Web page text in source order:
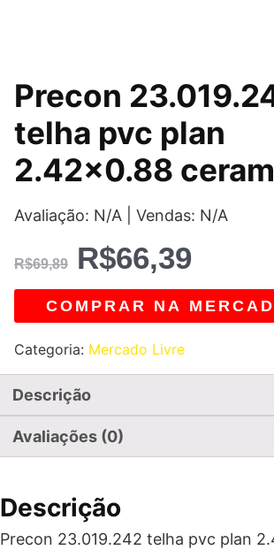
Precon
telha pvc plan
2.42×0.88
Avaliação: N/A | Vendas: N/A
R$69,89
O
preço
original
era:
R$69,89.
R$66,39
O
preço
atual
é:
COMPRAR NA
Categoria: Mercado Livre
Descrição
Avaliações (0)
Descrição
Precon 23.019.242 telha pvc plan